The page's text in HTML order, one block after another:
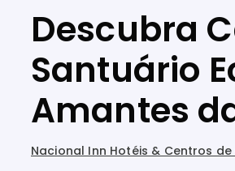
Descubra
Santuário
Amantes
Nacional Inn Hotéis & Centros